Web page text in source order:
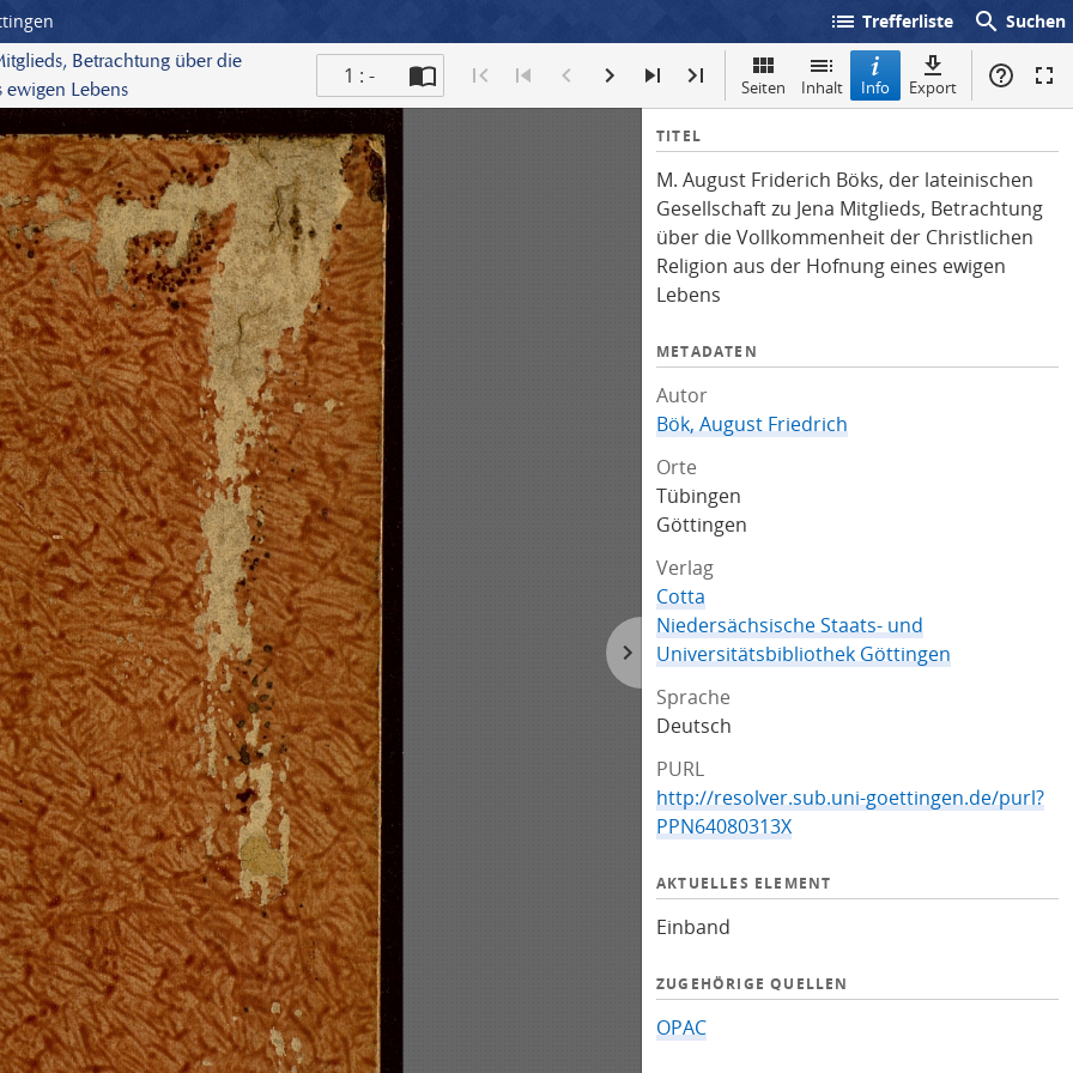
list Trefferliste search Suchen
Betrachtung über die
Lebens
1 : - Seiten Inhalt Info Export
I
f
o
TITEL
M. August Friderich Böks, der lateinischen
Gesellschaft zu Jena Mitglieds, Betrachtung
über die Vollkommenheit der Christlichen
Religion aus der Hofnung eines ewigen
Lebens
METADATEN
Autor
Bök, August Friedrich
Orte
Tübingen
Göttingen
Verlag
Cotta
Niedersächsische Staats- und
Universitätsbibliothek Göttingen
Sprache
Deutsch
PURL
http://resolver.sub.uni-goettingen.de/purl?
PPN64080313X
AKTUELLES ELEMENT
Einband
ZUGEHÖRIGE QUELLEN
OPAC